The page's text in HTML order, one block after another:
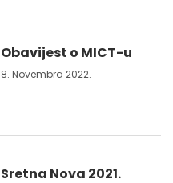
Obavijest o MICT-u
8. Novembra 2022.
Sretna Nova 2021.